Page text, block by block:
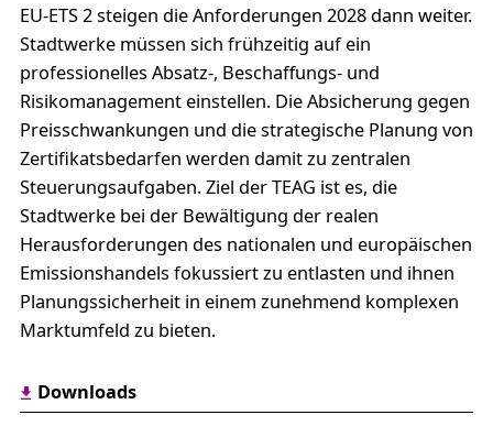
EU-ETS 2 steigen die Anforderungen 2028 dann weiter.
Stadtwerke müssen sich frühzeitig auf ein
professionelles Absatz-, Beschaffungs- und
Risikomanagement einstellen. Die Absicherung gegen
Preisschwankungen und die strategische Planung von
Zertifikatsbedarfen werden damit zu zentralen
Steuerungsaufgaben. Ziel der TEAG ist es, die
Stadtwerke bei der Bewältigung der realen
Herausforderungen des nationalen und europäischen
Emissionshandels fokussiert zu entlasten und ihnen
Planungssicherheit in einem zunehmend komplexen
Marktumfeld zu bieten.
Downloads